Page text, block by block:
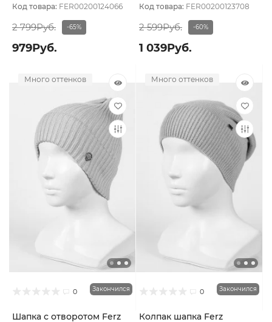
Код товара: FER00200124066
2 799Руб. -65%
979Руб.
Код товара: FER00200123708
2 599Руб. -60%
1 039Руб.
Много оттенков
0 Закончился
Шапка с отворотом Ferz
Много оттенков
0 Закончился
Колпак шапка Ferz